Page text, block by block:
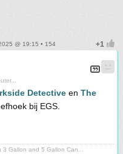
@ 19:15 • 154
Detective en The
bij EGS.
3 Gallon and 5 Gallon Can...